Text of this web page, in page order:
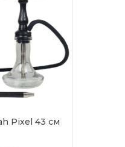
Pixel 43 см